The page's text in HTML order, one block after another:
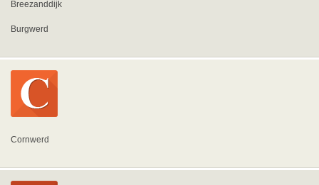
Breezanddijk
Burgwerd
Cornwerd